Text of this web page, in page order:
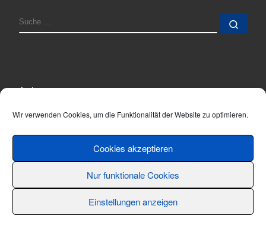
Wir verwenden Cookies, um die Funktionalität der Website zu optimieren.
Cookies akzeptieren
Nur funktionale Cookies
Einstellungen anzeigen
SUCHE
Archiv
© 2001 - 2026 Thomas Hönemann – Alle Rechte vorbehalten